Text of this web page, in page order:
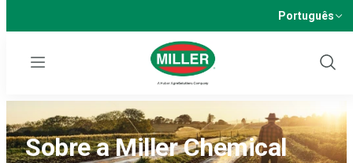
Português
Menu
Show
Sobre a Miller Chemical